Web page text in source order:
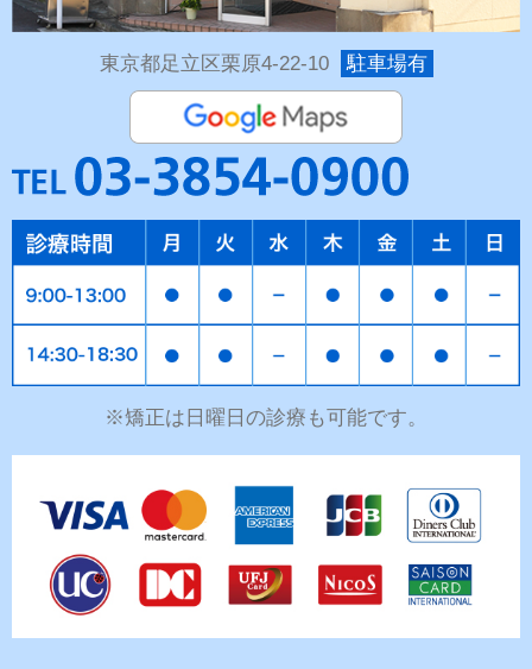
東京都足立区栗原4-22-10 駐車場有
※矯正は日曜日の診療も可能です。